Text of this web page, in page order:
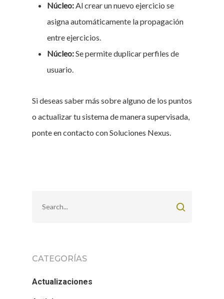
Núcleo:Al crear un nuevo ejercicio se
asigna automáticamente la propagación
entre ejercicios.
Núcleo:Se permite duplicar perfiles de
usuario.
Si deseas saber más sobre alguno de los puntos
o actualizar tu sistema de manera supervisada,
ponte en contacto con Soluciones Nexus.
CATEGORÍAS
Actualizaciones